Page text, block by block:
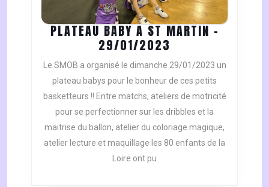
PLATEAU BABY A ST MARTIN –
29/01/2023
BABY
A
ST
MARTIN
–
29/01/2023
Le SMOB a organisé le dimanche 29/01/2023 un
plateau babys pour le bonheur de ces petits
basketteurs !! Entre matchs, ateliers de motricité
pour se perfectionner sur les dribbles et la
maitrise du ballon, atelier du coloriage magique,
atelier lecture et maquillage les 80 enfants de la
Loire ont pu